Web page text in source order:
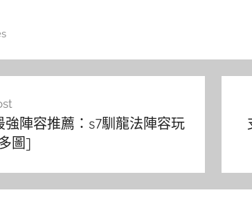
強陣容推薦：s7馴龍法陣容玩
圖]